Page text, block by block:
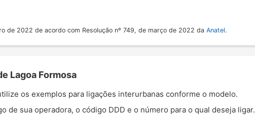
de 2022 de acordo com Resolução nº 749, de março de 2022 da Anatel.
Lagoa Formosa
os exemplos para ligações interurbanas conforme o modelo.
de sua operadora, o código DDD e o número para o qual deseja ligar.